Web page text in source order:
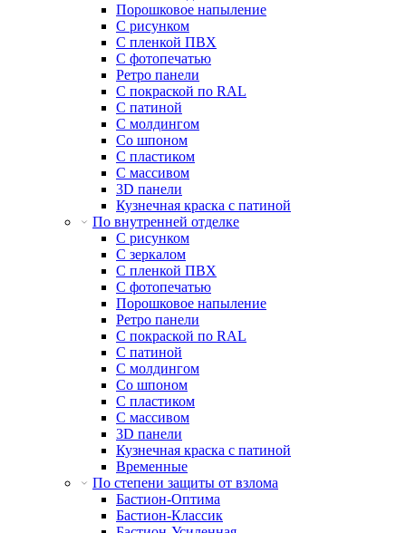
Порошковое напыление
С рисунком
С пленкой ПВХ
С фотопечатью
Ретро панели
С покраской по RAL
С патиной
С молдингом
Со шпоном
С пластиком
С массивом
3D панели
Кузнечная краска с патиной
По внутренней отделке
С рисунком
С зеркалом
С пленкой ПВХ
С фотопечатью
Порошковое напыление
Ретро панели
С покраской по RAL
С патиной
С молдингом
Со шпоном
С пластиком
С массивом
3D панели
Кузнечная краска с патиной
Временные
По степени защиты от взлома
Бастион-Оптима
Бастион-Классик